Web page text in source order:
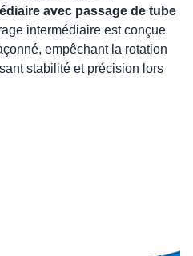
avec passage de tube
intermédiaire est conçue
empêchant la rotation
stabilité et précision lors